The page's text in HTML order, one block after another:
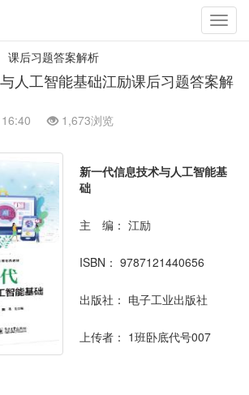
课后习题答案解析
人工智能基础江励课后习题答案解
1,673浏览
新一代信息技术与人工智能基
础
主 编： 江励
ISBN： 9787121440656
出版社： 电子工业出版社
上传者： 1班卧底代号007